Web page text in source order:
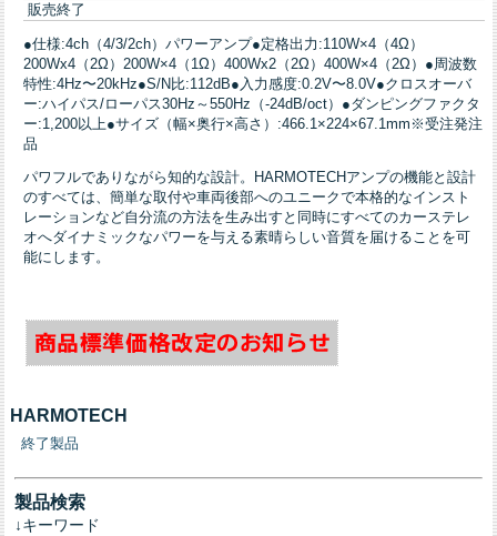
販売終了
●仕様:4ch（4/3/2ch）パワーアンプ●定格出力:110W×4（4Ω）
200Wx4（2Ω）200W×4（1Ω）400Wx2（2Ω）400W×4（2Ω）●周波数
特性:4Hz〜20kHz●S/N比:112dB●入力感度:0.2V〜8.0V●クロスオーバ
ー:ハイパス/ローパス30Hz～550Hz（-24dB/oct）●ダンピングファクタ
ー:1,200以上●サイズ（幅×奥行×高さ）:466.1×224×67.1mm※受注発注
品
パワフルでありながら知的な設計。HARMOTECHアンプの機能と設計
のすべては、簡単な取付や車両後部へのユニークで本格的なインスト
レーションなど自分流の方法を生み出すと同時にすべてのカーステレ
オへダイナミックなパワーを与える素晴らしい音質を届けることを可
能にします。
HARMOTECH
終了製品
製品検索
↓キーワード